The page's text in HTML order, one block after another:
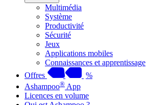
Multimédia
Système
Productivité
Sécurité
Jeux
Applications mobiles
Connaissances et apprentissage
Offres
%
Ashampoo® App
Licences en volume